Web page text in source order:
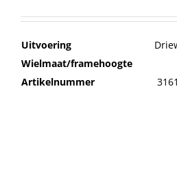
Uitvoering
Wielmaat/framehoogte
Artikelnummer